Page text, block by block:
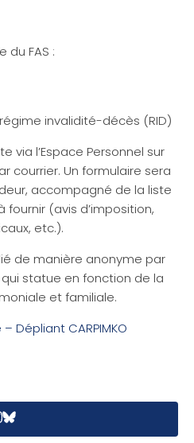
du FAS :
invalidité-décès (RID)
via l’Espace Personnel sur
courrier. Un formulaire sera
accompagné de la liste
(avis d’imposition,
etc.).
de manière anonyme par
statue en fonction de la
et familiale.
Dépliant CARPIMKO